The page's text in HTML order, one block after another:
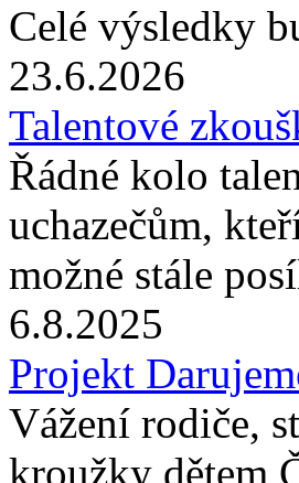
Celé výsledky
23.6.2026
Talentové
Řádné kolo
uchazečům,
možné stále
6.8.2025
Projekt
Vážení rodiče,
kroužky dětem